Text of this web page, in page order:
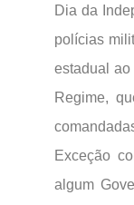
Dia da
polícias
estadual
Regime,
Exceção
algum